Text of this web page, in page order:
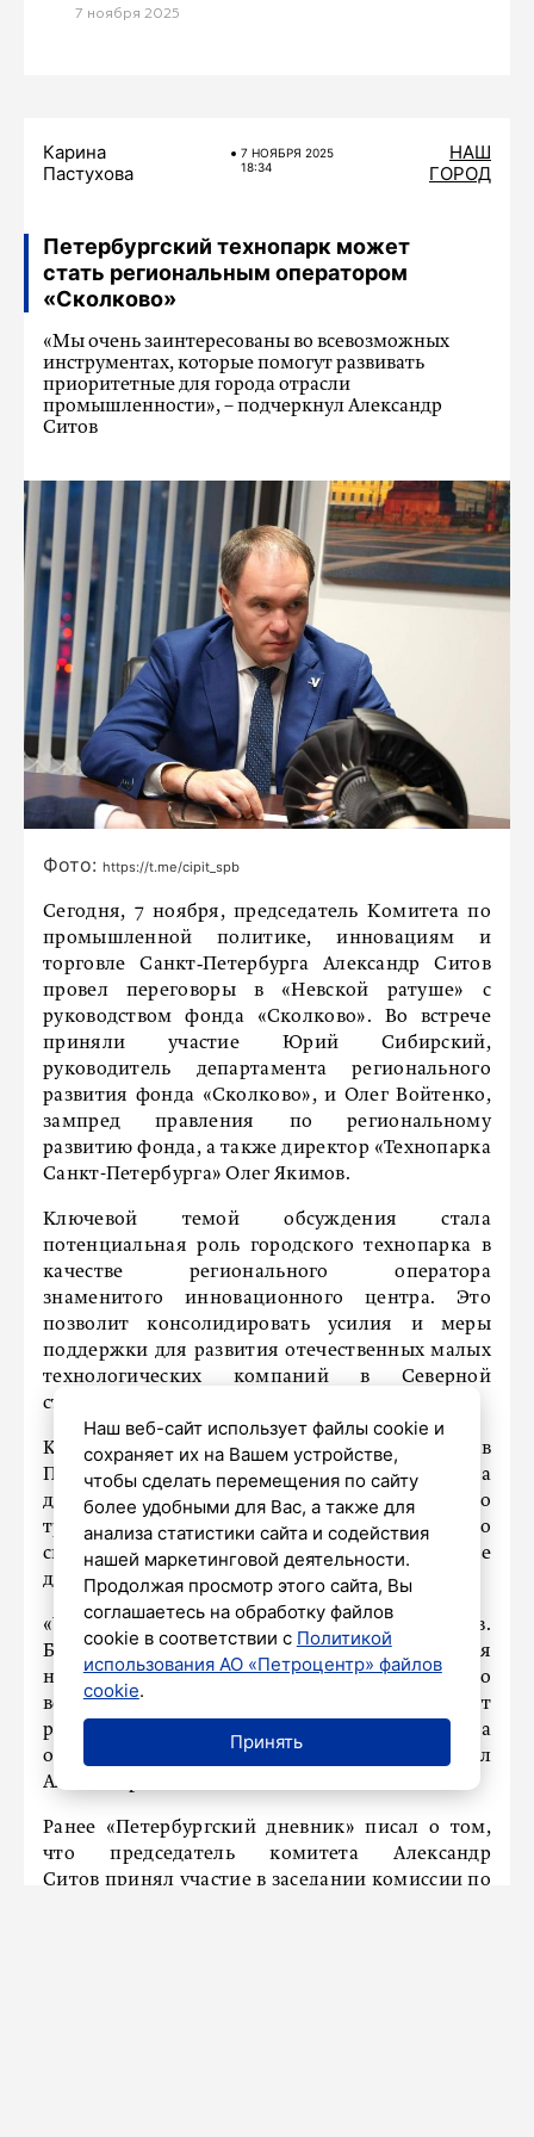
7 ноября 2025
Карина
Пастухова
7 НОЯБРЯ 2025
18:34
НАШ
ГОРОД
Петербургский технопарк может
стать региональным оператором
«Сколково»
«Мы очень заинтересованы во всевозможных
инструментах, которые помогут развивать
приоритетные для города отрасли
промышленности», – подчеркнул Александр
Ситов
Фото: https://t.me/cipit_spb
Сегодня, 7 ноября, председатель Комитета по
промышленной политике, инновациям и
торговле Санкт‑Петербурга Александр Ситов
провел переговоры в «Невской ратуше» с
руководством фонда «Сколково». Во встрече
приняли участие Юрий Сибирский,
руководитель департамента регионального
развития фонда «Сколково», и Олег Войтенко,
зампред правления по региональному
развитию фонда, а также директор «Технопарка
Санкт-Петербурга» Олег Якимов.
Ключевой темой обсуждения стала
потенциальная роль городского технопарка в
качестве регионального оператора
знаменитого инновационного центра. Это
позволит консолидировать усилия и меры
поддержки для развития отечественных малых
технологических компаний в Северной
столице.
Кроме того, фонд «Сколково» готов развивать в
Петербурге партнерские программы. На
данный момент из 79 партнеров фонда только
три представляют Санкт-Петербург, что
свидетельствует о значительном потенциале
для роста.
«У нас, как у региона, много R&D-центров.
Большое преимущество – разная отраслевая
направленность. Мы очень заинтересованы во
всевозможных инструментах, которые помогут
развивать приоритетные для Петербурга
отрасли промышленности», – подчеркнул
Александр Ситов.
Ранее «Петербургский дневник» писал о том,
что председатель комитета Александр
Ситов принял участие в заседании комиссиипо
Наш веб-сайт использует файлы cookie и
сохраняет их на Вашем устройстве,
чтобы сделать перемещения по сайту
более удобными для Вас, а также для
анализа статистики сайта и содействия
нашей маркетинговой деятельности.
Продолжая просмотр этого сайта, Вы
соглашаетесь на обработку файлов
cookie в соответствии с Политикой
использования АО «Петроцентр» файлов
cookie.
Принять